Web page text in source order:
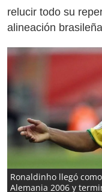
relucir todo su
alineación
Ronaldinho llegó
Alemania 2006 y